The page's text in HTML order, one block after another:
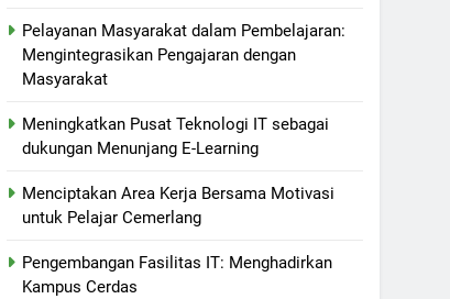
Pelayanan Masyarakat dalam Pembelajaran:
Mengintegrasikan Pengajaran dengan
Masyarakat
Meningkatkan Pusat Teknologi IT sebagai
dukungan Menunjang E-Learning
Menciptakan Area Kerja Bersama Motivasi
untuk Pelajar Cemerlang
Pengembangan Fasilitas IT: Menghadirkan
Kampus Cerdas